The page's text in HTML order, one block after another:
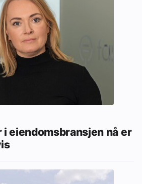
i eiendomsbransjen nå er